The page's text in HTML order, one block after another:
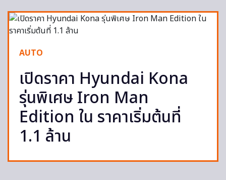
AUTO
เปิดราคา Hyundai Kona
รุ่นพิเศษ Iron Man
Edition ใน ราคาเริ่มต้นที่
1.1 ล้าน